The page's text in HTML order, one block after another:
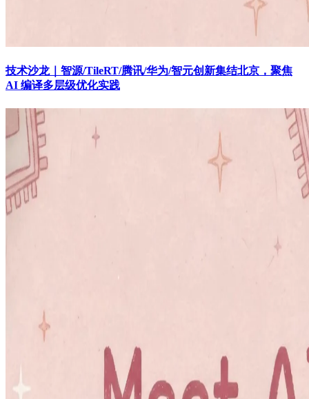
技术沙龙｜智源/TileRT/腾讯/华为/智元创新集结北京，聚焦
AI 编译多层级优化实践